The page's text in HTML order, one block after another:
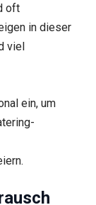
oft
in dieser
viel
ein, um